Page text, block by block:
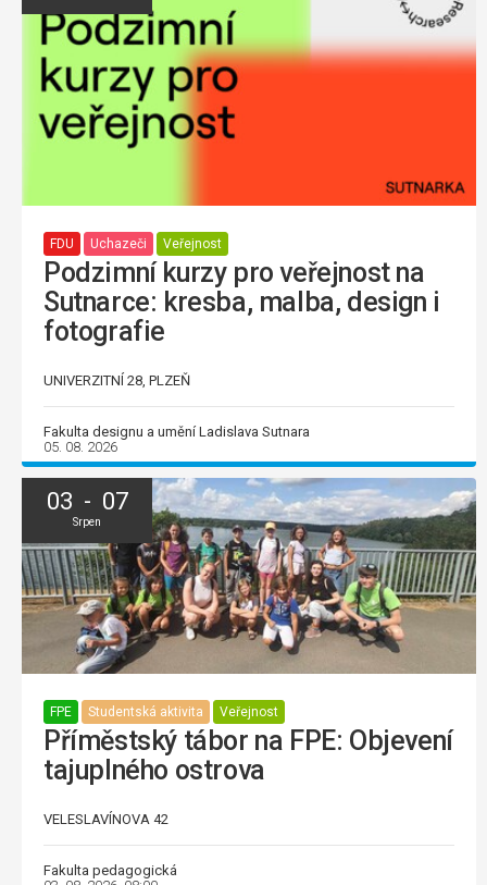
FDU Uchazeči Veřejnost
Podzimní kurzy pro veřejnost na
Sutnarce: kresba, malba, design i
fotografie
UNIVERZITNÍ 28, PLZEŇ
Fakulta designu a umění Ladislava Sutnara
05. 08. 2026
03 - 07
Srpen
FPE Studentská aktivita Veřejnost
Příměstský tábor na FPE: Objevení
tajuplného ostrova
VELESLAVÍNOVA 42
Fakulta pedagogická